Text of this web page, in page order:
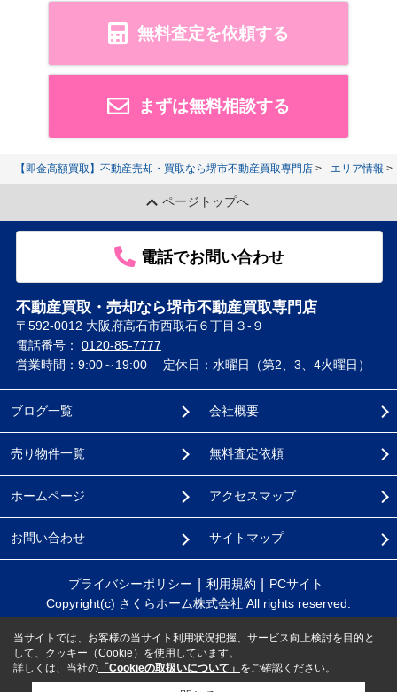
無料査定を依頼する
まずは無料相談する
【即金高額買取】不動産売却・買取なら堺市不動産買取専門店 エリア情報
ページトップへ
電話でお問い合わせ
不動産買取・売却なら堺市不動産買取専門店
〒592-0012 大阪府高石市西取石６丁目３-９
電話番号： 0120-85-7777
営業時間：9:00～19:00
定休日：水曜日（第2、3、4火曜日）
ブログ一覧
売り物件一覧
ホームページ
お問い合わせ
会社概要
無料査定依頼
アクセスマップ
サイトマップ
プライバシーポリシー 利用規約
PCサイト
Copyright(c) さくらホーム株式会社 All rights reserved.
当サイトでは、お客様の当サイト利用状況把握、サービス向上検討を目的と
して、クッキー（Cookie）を使用しています。
詳しくは、当社の 「Cookieの取扱いについて」 をご確認ください。